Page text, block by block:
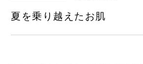
夏を乗り越えたお肌